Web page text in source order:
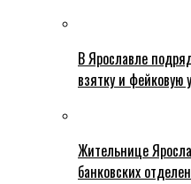
В Ярославле
взятку и фейковую
Жительнице
банковских